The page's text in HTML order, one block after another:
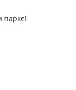
парке!